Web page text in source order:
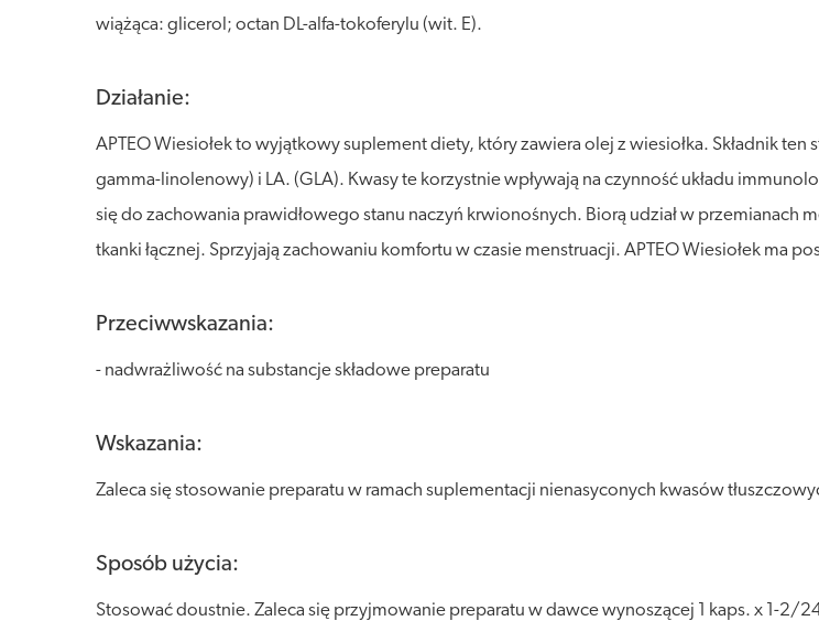
wiążąca: glicerol; octan DL-alfa-tokoferylu (wit. E).
Działanie:
APTEO Wiesiołek to wyjątkowy suplement diety, który zawiera olej z wiesiołka. Składnik
gamma-linolenowy) i LA. (GLA). Kwasy te korzystnie wpływają na czynność układu
się do zachowania prawidłowego stanu naczyń krwionośnych. Biorą udział w przemianach
tkanki łącznej. Sprzyjają zachowaniu komfortu w czasie menstruacji. APTEO Wiesiołek ma
Przeciwwskazania:
- nadwrażliwość na substancje składowe preparatu
Wskazania:
Zaleca się stosowanie preparatu w ramach suplementacji nienasyconych kwasów
Sposób użycia:
Stosować doustnie. Zaleca się przyjmowanie preparatu w dawce wynoszącej 1 kaps. x 1-2/